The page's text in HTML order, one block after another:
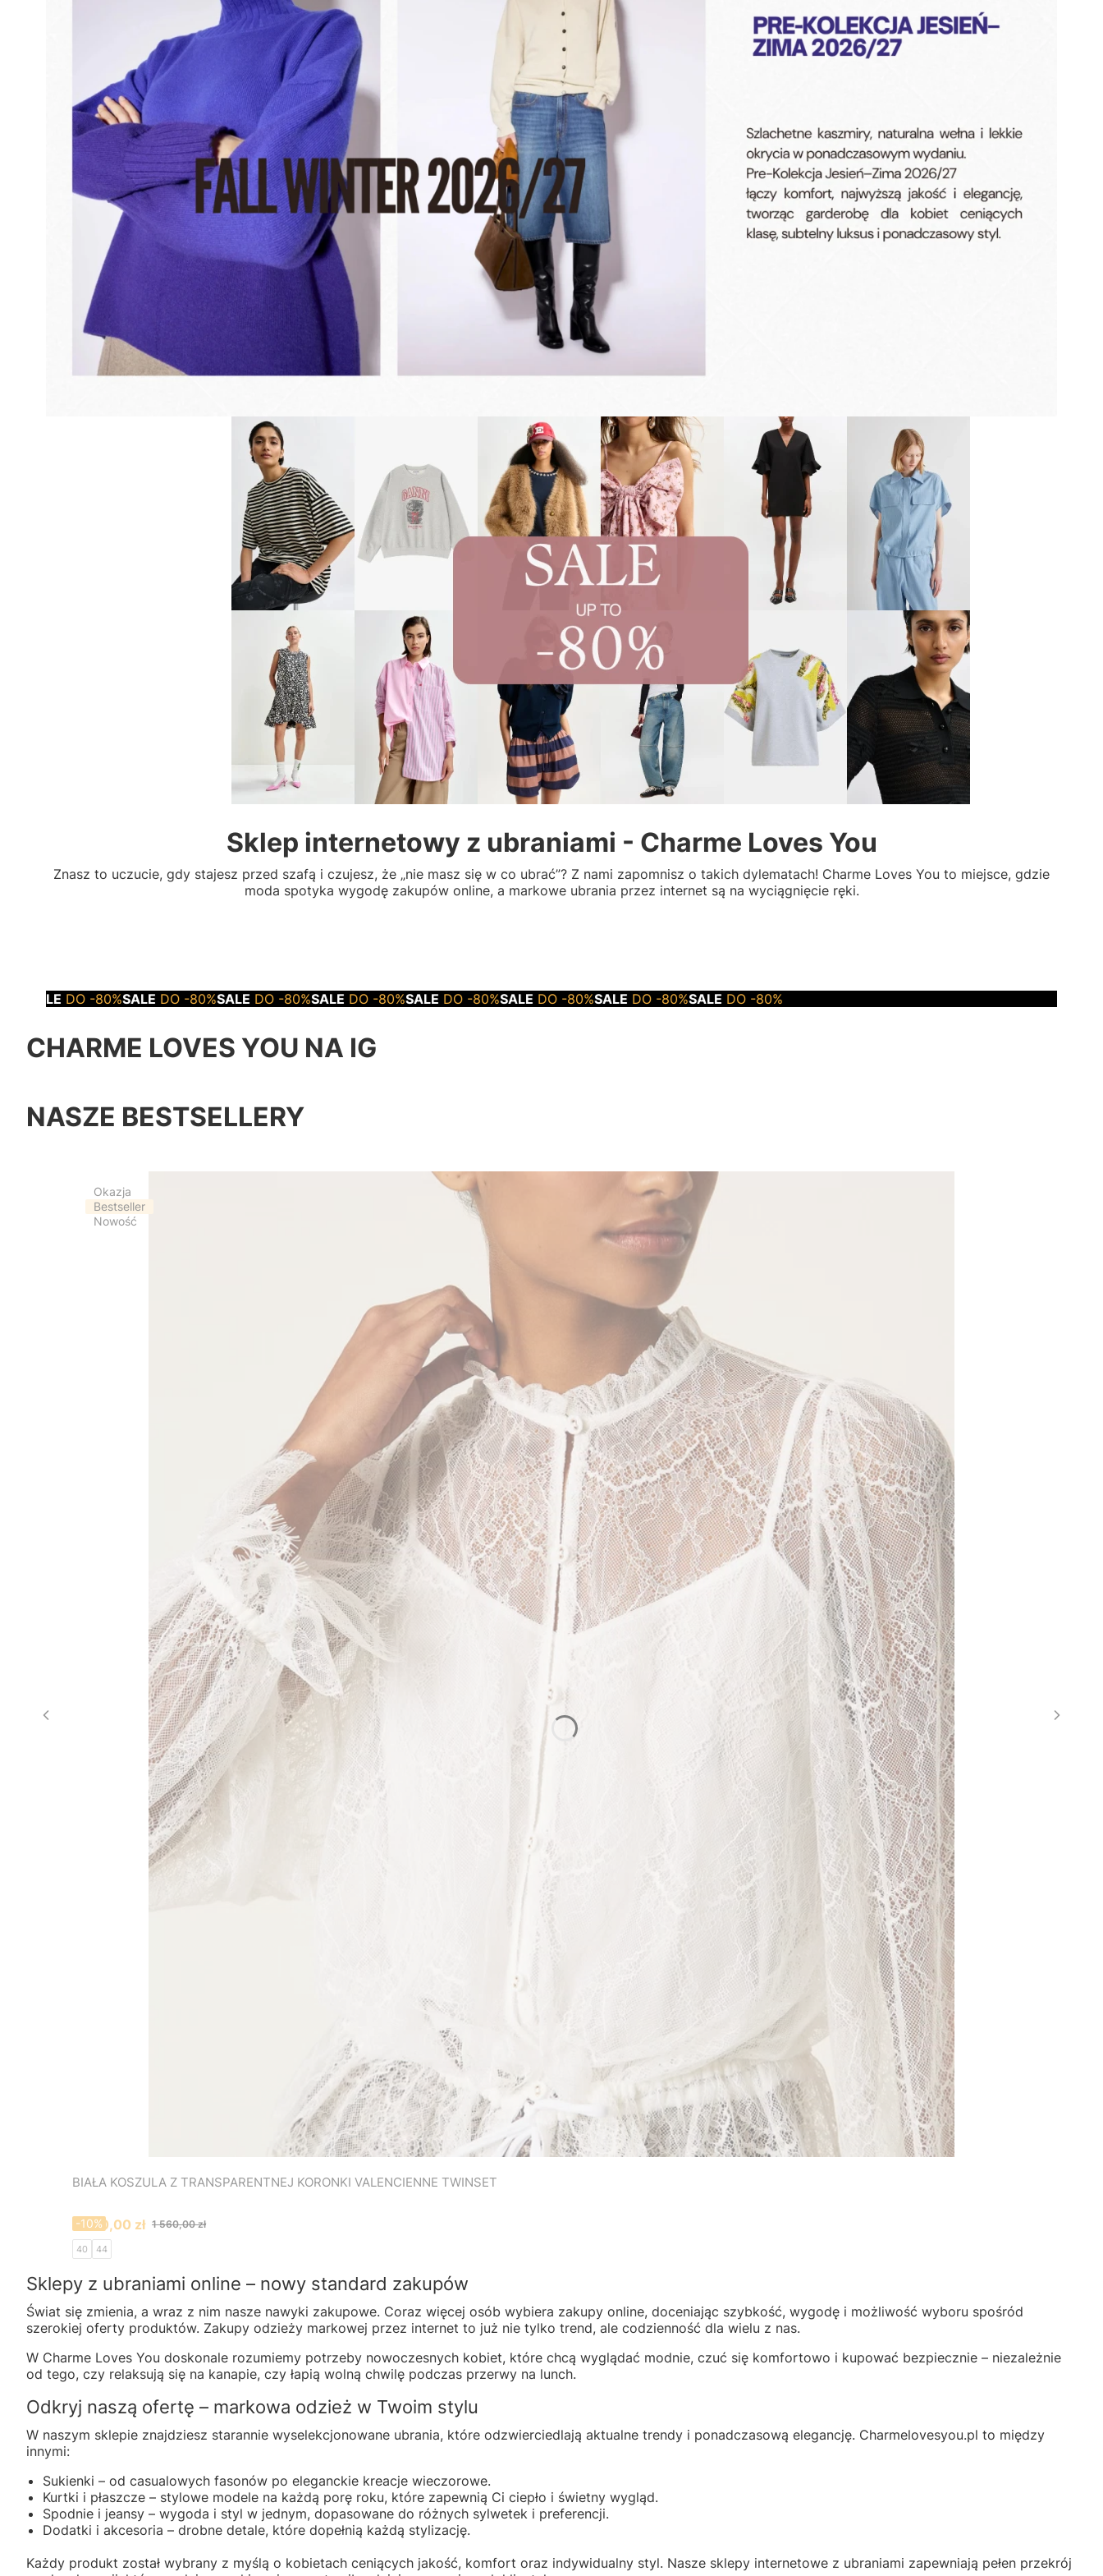
Sklep internetowy z ubraniami - Charme Loves You
Znasz to uczucie, gdy stajesz przed szafą i czujesz, że „nie masz się w co ubrać”? Z nami zapomnisz o takich dylematach! Charme Loves You to miejsce, gdzie
moda spotyka wygodę zakupów online, a markowe ubrania przez internet są na wyciągnięcie ręki.
DO -80%SALE DO -80%SALE DO -80%SALE DO -80%SALE DO -80%SALE DO -80%SALE DO -80%SALE DO -80%SALE DO -80%
CHARME LOVES YOU NA IG
NASZE BESTSELLERY
Okazja
Bestseller
Nowość
BIAŁA KOSZULA Z TRANSPARENTNEJ KORONKI VALENCIENNE TWINSET
Cena promocyjna
1 400,00 zł 1 560,00 zł
-10%
40 44
Sklepy z ubraniami online – nowy standard zakupów
Świat się zmienia, a wraz z nim nasze nawyki zakupowe. Coraz więcej osób wybiera zakupy online, doceniając szybkość, wygodę i możliwość wyboru spośród
szerokiej oferty produktów. Zakupy odzieży markowej przez internet to już nie tylko trend, ale codzienność dla wielu z nas.
W Charme Loves You doskonale rozumiemy potrzeby nowoczesnych kobiet, które chcą wyglądać modnie, czuć się komfortowo i kupować bezpiecznie – niezależnie
od tego, czy relaksują się na kanapie, czy łapią wolną chwilę podczas przerwy na lunch.
Odkryj naszą ofertę – markowa odzież w Twoim stylu
W naszym sklepie znajdziesz starannie wyselekcjonowane ubrania, które odzwierciedlają aktualne trendy i ponadczasową elegancję. Charmelovesyou.pl to między
innymi:
Sukienki – od casualowych fasonów po eleganckie kreacje wieczorowe.
Kurtki i płaszcze – stylowe modele na każdą porę roku, które zapewnią Ci ciepło i świetny wygląd.
Spodnie i jeansy – wygoda i styl w jednym, dopasowane do różnych sylwetek i preferencji.
Dodatki i akcesoria – drobne detale, które dopełnią każdą stylizację.
Każdy produkt został wybrany z myślą o kobietach ceniących jakość, komfort oraz indywidualny styl. Nasze sklepy internetowe z ubraniami zapewniają pełen przekrój